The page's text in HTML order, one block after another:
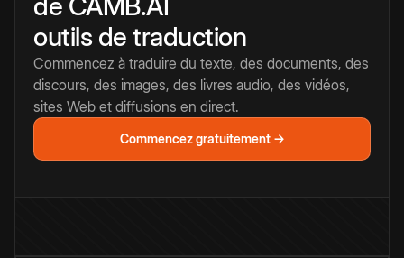
outils de traduction
Commencez à traduire du texte, des documents, des
discours, des images, des livres audio, des vidéos,
sites Web et diffusions en direct.
Commencez gratuitement →